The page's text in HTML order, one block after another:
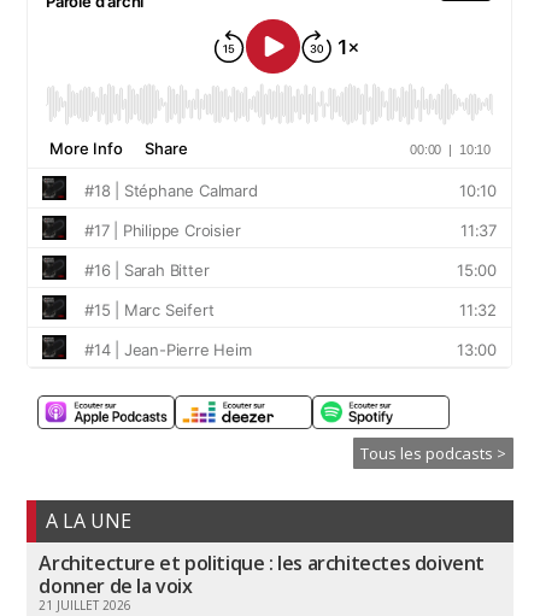
Tous les podcasts >
A LA UNE
Architecture et politique : les architectes doivent
donner de la voix
21 JUILLET 2026